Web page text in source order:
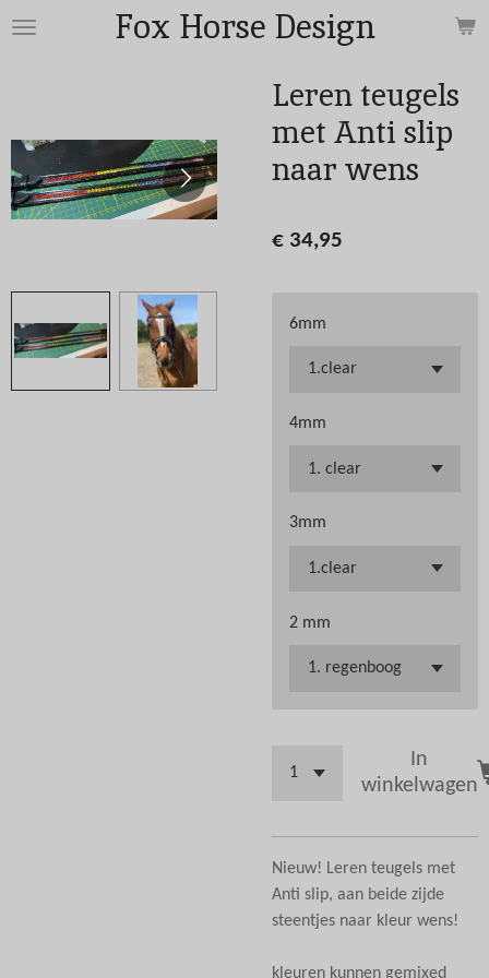
Ga
Fox Horse Design
Leren teugels
met Anti slip
naar wens
€ 34,95
6mm
4mm
3mm
2 mm
In
winkelwagen
Nieuw! Leren teugels met
Anti slip, aan beide zijde
steentjes naar kleur wens!
kleuren kunnen gemixed